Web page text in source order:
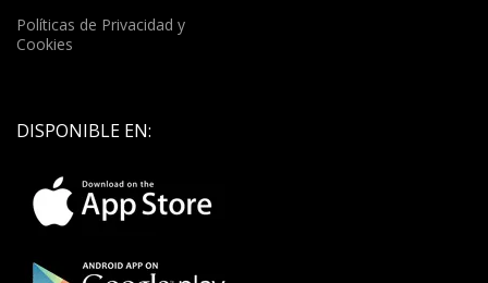
Políticas de Privacidad y
Cookies
DISPONIBLE EN: